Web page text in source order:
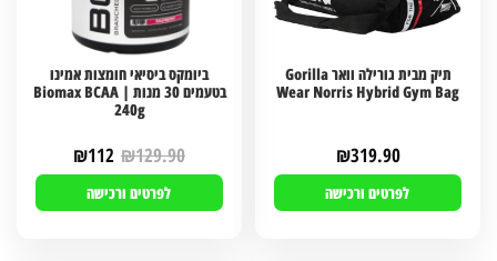
תיק מבית גורילה וואר Gorilla
Wear Norris Hybrid Gym Bag
₪319.90
לפרטים ורכישה
ביומקס ביסיאי חומצות אמינו
בטעמים 30 מנות | Biomax BCAA
240g
₪129.90
₪112
לפרטים ורכישה